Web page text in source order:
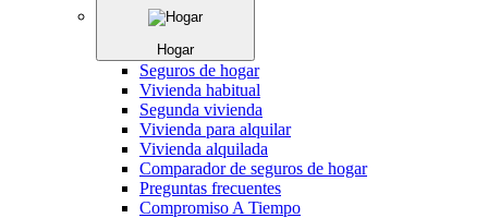
Hogar
Seguros de hogar
Vivienda habitual
Segunda vivienda
Vivienda para alquilar
Vivienda alquilada
Comparador de seguros de hogar
Preguntas frecuentes
Compromiso A Tiempo